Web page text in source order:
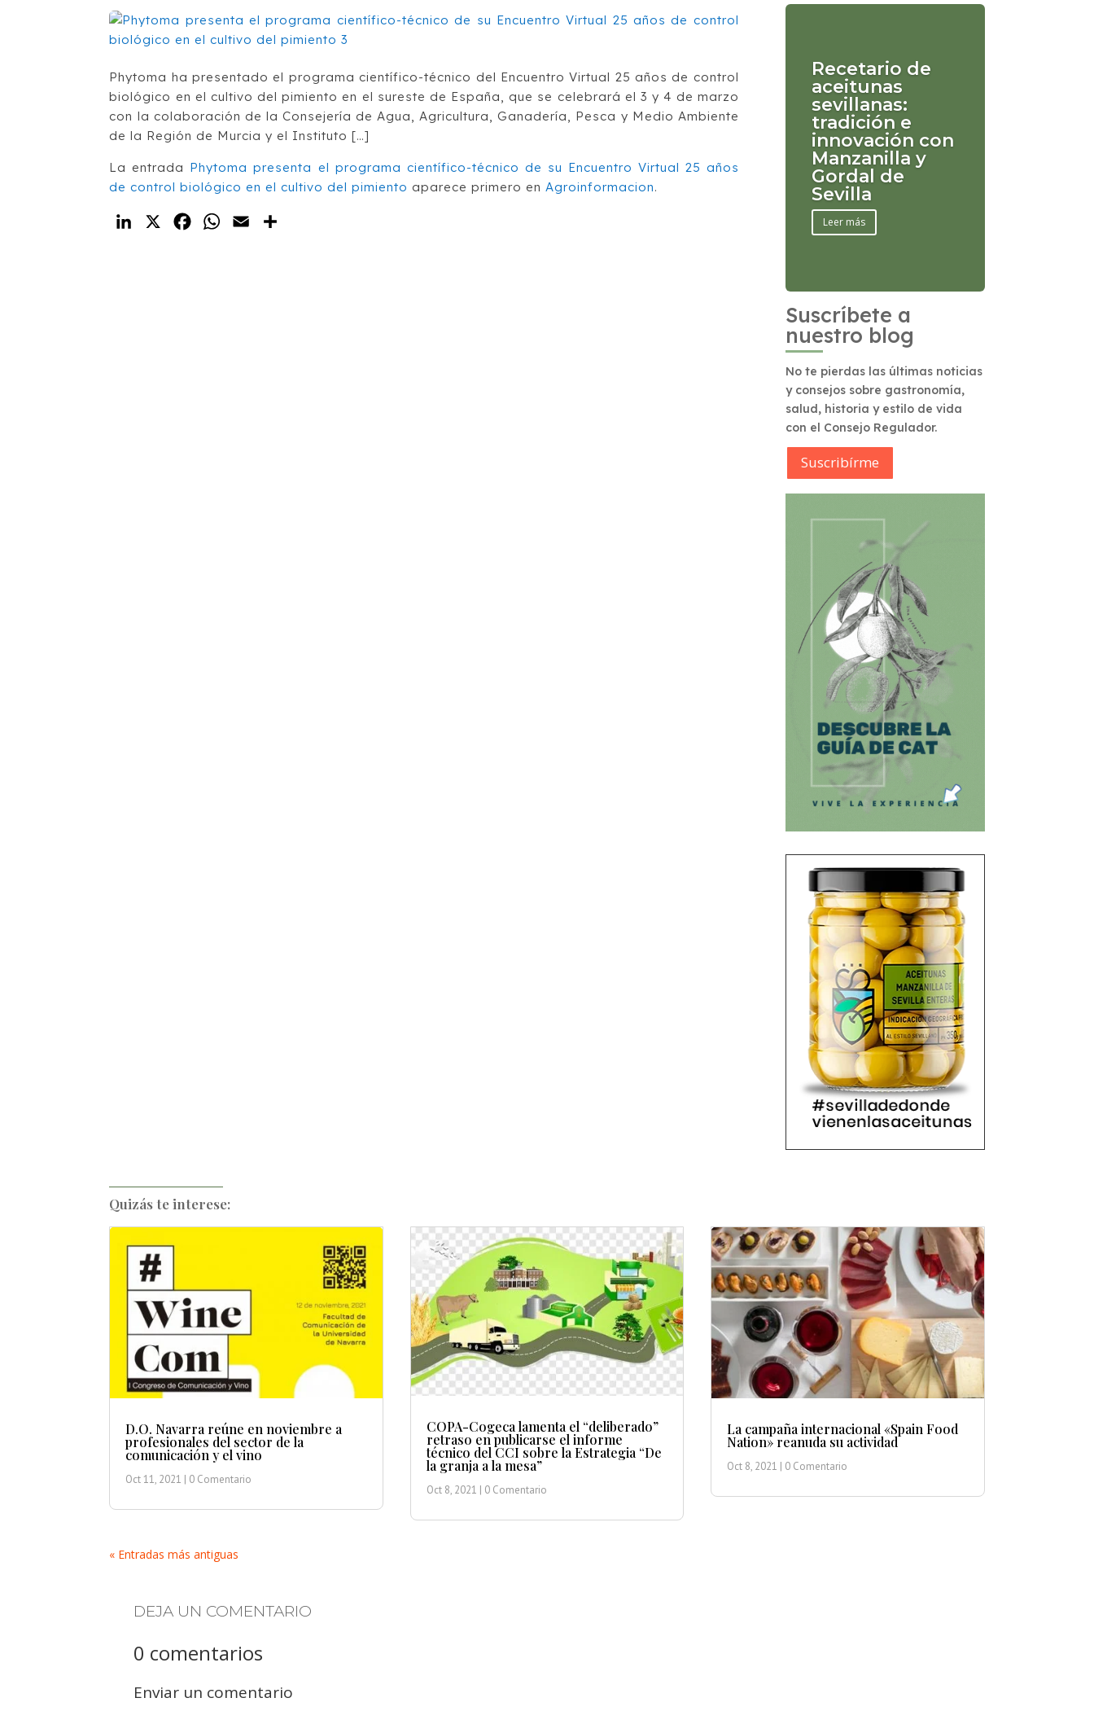
Phytoma ha presentado el programa científico-técnico del Encuentro Virtual 25 años de control
biológico en el cultivo del pimiento en el sureste de España, que se celebrará el 3 y 4 de marzo
con la colaboración de la Consejería de Agua, Agricultura, Ganadería, Pesca y Medio Ambiente
de la Región de Murcia y el Instituto […]
La entrada Phytoma presenta el programa científico-técnico de su Encuentro Virtual 25 años
de control biológico en el cultivo del pimiento aparece primero en Agroinformacion.
LinkedIn
X FacebookWhatsApp
Email
Recetario de
aceitunas
sevillanas:
tradición e
innovación con
Manzanilla y
Gordal de
Sevilla
Leer más
Suscríbete a
nuestro blog
No te pierdas las últimas noticias
y consejos sobre gastronomía,
salud, historia y estilo de vida
con el Consejo Regulador.
Suscribírme
Quizás te interese:
D.O. Navarra reúne en noviembre a
profesionales del sector de la
comunicación y el vino
Oct 11, 2021 | 0 Comentario
COPA-Cogeca lamenta el “deliberado”
retraso en publicarse el informe
técnico del CCI sobre la Estrategia “De
la granja a la mesa”
Oct 8, 2021 | 0 Comentario
La campaña internacional «Spain Food
Nation» reanuda su actividad
Oct 8, 2021 | 0 Comentario
« Entradas más antiguas
DEJA UN COMENTARIO
0 comentarios
Enviar un comentario